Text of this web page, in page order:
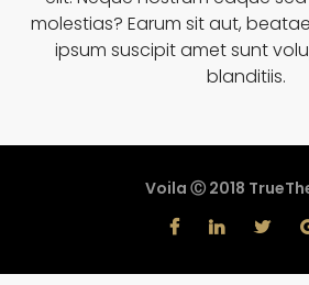
molestias? Earum sit aut,
ipsum suscipit amet sunt
blanditiis.
Voila Ⓒ 2018